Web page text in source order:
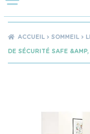
ACCUEIL SOMMEIL
DE SÉCURITÉ SAFE